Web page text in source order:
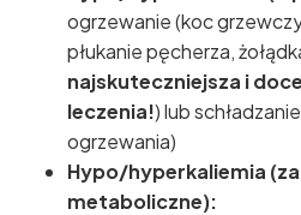
ogrzewanie (koc
płukanie pęcherza,
najskuteczniejsza i
leczenia!) lub
ogrzewania)
Hypo/hyperkaliemia
metaboliczne):